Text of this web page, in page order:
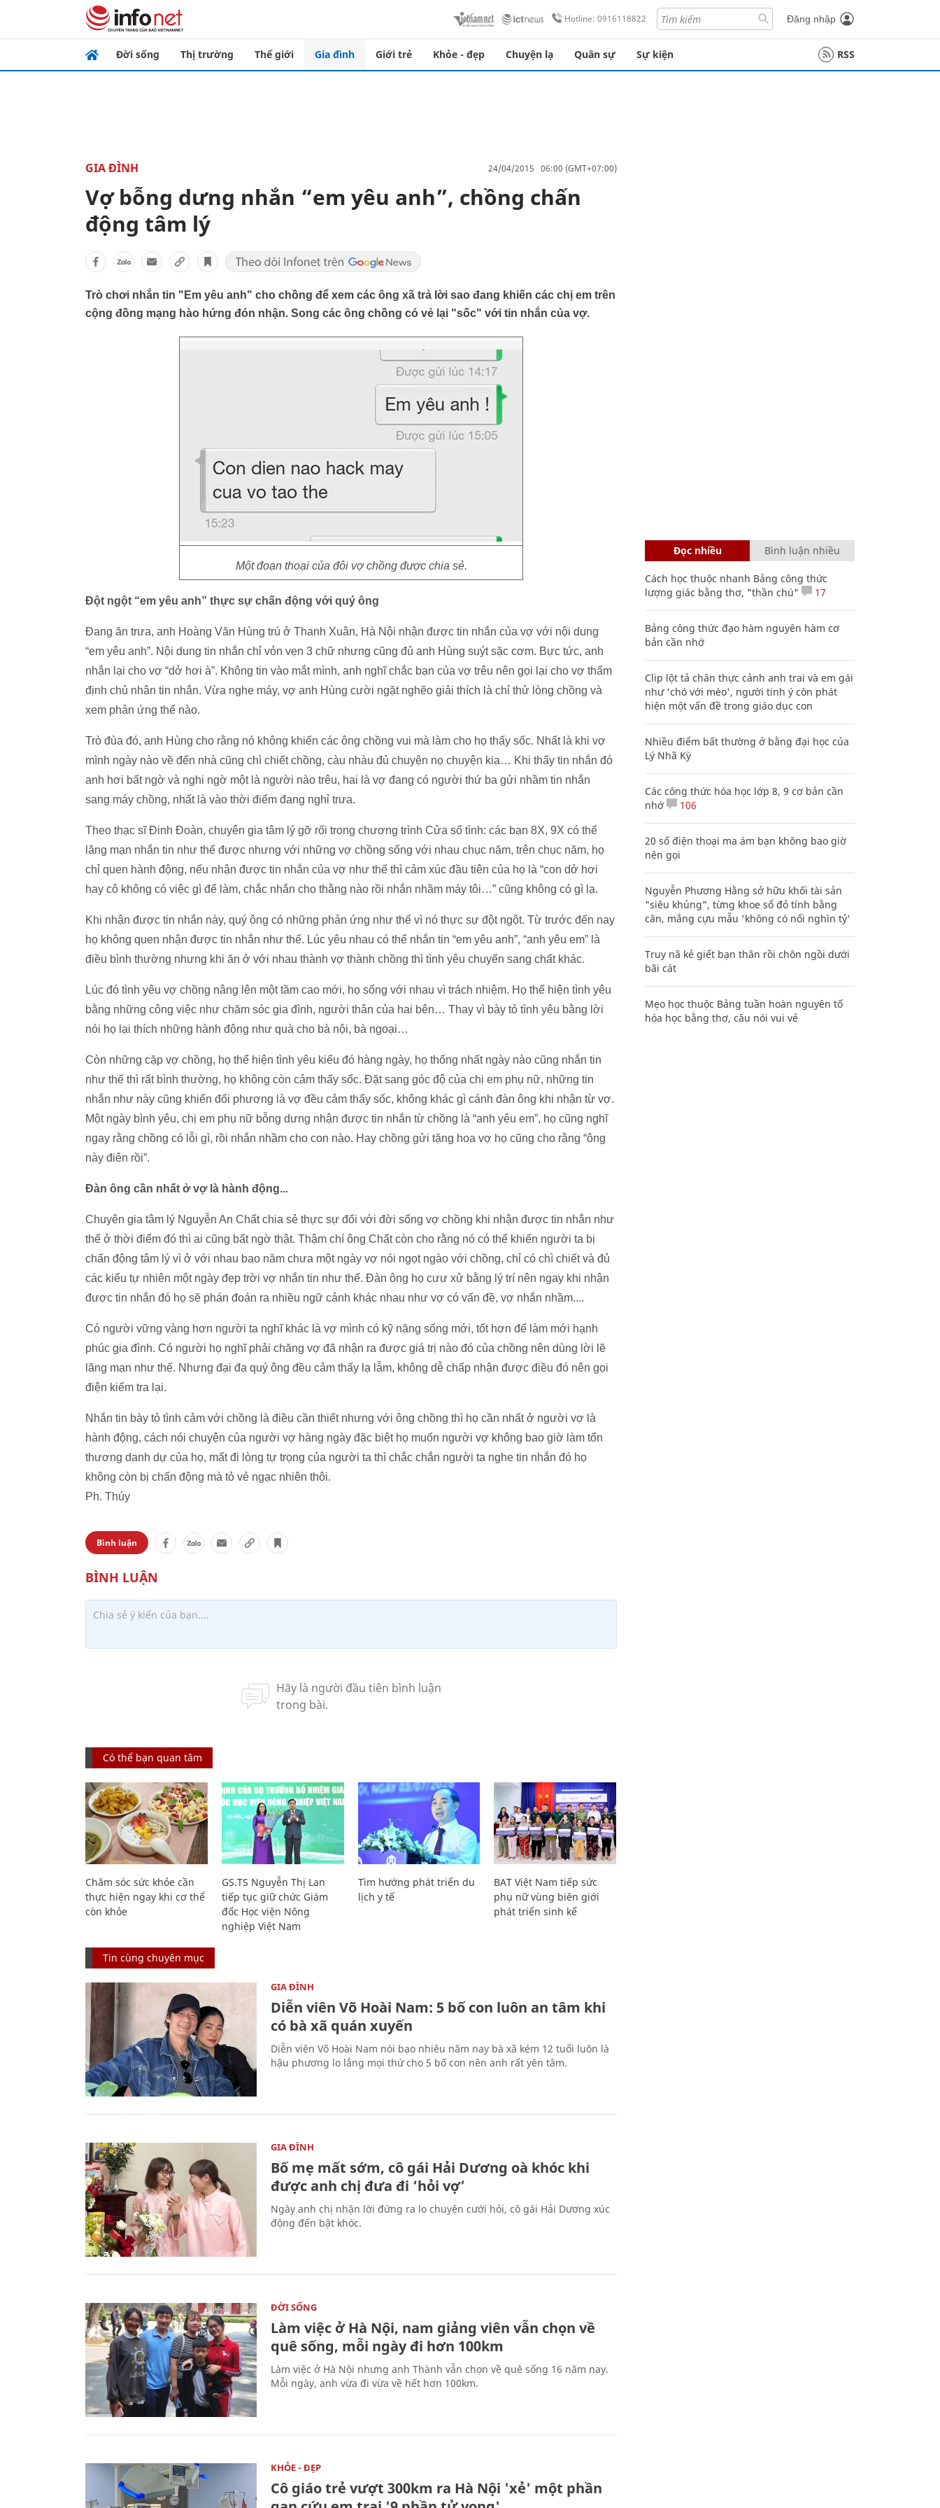
Hotline: 0916118822 Đăng nhập
Đời sống Thị trường Thế giới Gia đình Giới trẻ Khỏe - đẹp Chuyện lạ Quân sự Sự kiện RSS
GIA ĐÌNH 24/04/2015 06:00 (GMT+07:00)
Vợ bỗng dưng nhắn “em yêu anh”, chồng chấn
động tâm lý
Trò chơi nhắn tin "Em yêu anh" cho chồng để xem các ông xã trả lời sao đang khiến các chị em trên
cộng đồng mạng hào hứng đón nhận. Song các ông chồng có vẻ lại "sốc" với tin nhắn của vợ.
Một đoạn thoại của đôi vợ chồng được chia sẻ.
Đột ngột “em yêu anh” thực sự chấn động với quý ông
Đang ăn trưa, anh Hoàng Văn Hùng trú ở Thanh Xuân, Hà Nội nhận được tin nhắn của vợ với nội dung
“em yêu anh”. Nội dung tin nhắn chỉ vỏn vẹn 3 chữ nhưng cũng đủ anh Hùng suýt sặc cơm. Bực tức, anh
nhắn lại cho vợ “dở hơi à”. Không tin vào mắt mình, anh nghĩ chắc bạn của vợ trêu nên gọi lại cho vợ thẩm
định chủ nhân tin nhắn. Vừa nghe máy, vợ anh Hùng cười ngặt nghẽo giải thích là chỉ thử lòng chồng và
xem phản ứng thế nào.
Trò đùa đó, anh Hùng cho rằng nó không khiến các ông chồng vui mà làm cho họ thấy sốc. Nhất là khi vợ
mình ngày nào về đến nhà cũng chì chiết chồng, càu nhàu đủ chuyện nọ chuyện kia… Khi thấy tin nhắn đó
anh hơi bất ngờ và nghi ngờ một là người nào trêu, hai là vợ đang có người thứ ba gửi nhầm tin nhắn
sang máy chồng, nhất là vào thời điểm đang nghỉ trưa.
Theo thạc sĩ Đinh Đoàn, chuyên gia tâm lý gỡ rối trong chương trình Cửa sổ tình: các bạn 8X, 9X có thể
lãng mạn nhắn tin như thế được nhưng với những vợ chồng sống với nhau chục năm, trên chục năm, họ
chỉ quen hành động, nếu nhận được tin nhắn của vợ như thế thì cảm xúc đầu tiên của họ là “con dở hơi
hay cô không có việc gì để làm, chắc nhắn cho thằng nào rồi nhắn nhầm máy tôi…” cũng không có gì lạ.
Khi nhận được tin nhắn này, quý ông có những phản ứng như thế vì nó thực sự đột ngột. Từ trước đến nay
họ không quen nhận được tin nhắn như thế. Lúc yêu nhau có thể nhắn tin “em yêu anh”, “anh yêu em” là
điều bình thường nhưng khi ăn ở với nhau thành vợ thành chồng thì tình yêu chuyển sang chất khác.
Lúc đó tình yêu vợ chồng nâng lên một tầm cao mới, họ sống với nhau vì trách nhiệm. Họ thể hiện tình yêu
bằng những công việc như chăm sóc gia đình, người thân của hai bên… Thay vì bày tỏ tình yêu bằng lời
nói họ lại thích những hành động như quà cho bà nội, bà ngoại…
Còn những cặp vợ chồng, họ thể hiện tình yêu kiểu đó hàng ngày, họ thống nhất ngày nào cũng nhắn tin
như thế thì rất bình thường, họ không còn cảm thấy sốc. Đặt sang góc độ của chị em phụ nữ, những tin
nhắn như này cũng khiến đối phương là vợ đều cảm thấy sốc, không khác gì cánh đàn ông khi nhận từ vợ.
Một ngày bình yêu, chị em phụ nữ bỗng dưng nhận được tin nhắn từ chồng là “anh yêu em”, họ cũng nghĩ
ngay rằng chồng có lỗi gì, rồi nhắn nhầm cho con nào. Hay chồng gửi tặng hoa vợ họ cũng cho rằng “ông
này điên rồi”.
Đàn ông cần nhất ở vợ là hành động...
Chuyên gia tâm lý Nguyễn An Chất chia sẻ thực sự đối với đời sống vợ chồng khi nhận được tin nhắn như
thế ở thời điểm đó thì ai cũng bất ngờ thật. Thậm chí ông Chất còn cho rằng nó có thể khiến người ta bị
chấn động tâm lý vì ở với nhau bao năm chưa một ngày vợ nói ngọt ngào với chồng, chỉ có chì chiết và đủ
các kiểu tự nhiên một ngày đẹp trời vợ nhắn tin như thế. Đàn ông họ cưư xử bằng lý trí nên ngay khi nhận
được tin nhắn đó họ sẽ phán đoán ra nhiều ngữ cảnh khác nhau như vợ có vấn đề, vợ nhắn nhầm....
Có người vững vàng hơn người ta nghĩ khác là vợ mình có kỹ năng sống mới, tốt hơn để làm mới hạnh
phúc gia đình. Có người họ nghĩ phải chăng vợ đã nhận ra được giá trị nào đó của chồng nên dùng lời lẽ
lãng mạn như thế. Nhưng đại đa quý ông đều cảm thấy lạ lẫm, không dễ chấp nhận được điều đó nên gọi
điện kiểm tra lại.
Nhắn tin bày tỏ tình cảm với chồng là điều cần thiết nhưng với ông chồng thì họ cần nhất ở người vợ là
hành động, cách nói chuyện của người vợ hàng ngày đặc biệt họ muốn người vợ không bao giờ làm tổn
thương danh dự của họ, mất đi lòng tự trọng của người ta thì chắc chắn người ta nghe tin nhắn đó họ
không còn bị chấn động mà tỏ vẻ ngạc nhiên thôi.
Ph. Thúy
Bình luận
Có thể bạn quan tâm
Chăm sóc sức khỏe cần
thực hiện ngay khi cơ thể
còn khỏe
GS.TS Nguyễn Thị Lan
tiếp tục giữ chức Giám
đốc Học viện Nông
nghiệp Việt Nam
Tìm hướng phát triển du
lịch y tế
BAT Việt Nam tiếp sức
phụ nữ vùng biên giới
phát triển sinh kế
Tin cùng chuyên mục
GIA ĐÌNH
Diễn viên Võ Hoài Nam: 5 bố con luôn an tâm khi
có bà xã quán xuyến
Diễn viên Võ Hoài Nam nói bao nhiêu năm nay bà xã kém 12 tuổi luôn là
hậu phương lo lắng mọi thứ cho 5 bố con nên anh rất yên tâm.
GIA ĐÌNH
Bố mẹ mất sớm, cô gái Hải Dương oà khóc khi
được anh chị đưa đi ‘hỏi vợ’
Ngày anh chị nhận lời đứng ra lo chuyện cưới hỏi, cô gái Hải Dương xúc
động đến bật khóc.
ĐỜI SỐNG
Làm việc ở Hà Nội, nam giảng viên vẫn chọn về
quê sống, mỗi ngày đi hơn 100km
Làm việc ở Hà Nội nhưng anh Thành vẫn chọn về quê sống 16 năm nay.
Mỗi ngày, anh vừa đi vừa về hết hơn 100km.
KHỎE - ĐẸP
Cô giáo trẻ vượt 300km ra Hà Nội 'xẻ' một phần
Đọc nhiều Bình luận nhiều
Cách học thuộc nhanh Bảng công thức
lượng giác bằng thơ, "thần chú"
17
Bảng công thức đạo hàm nguyên hàm cơ
bản cần nhớ
Clip lột tả chân thực cảnh anh trai và em gái
như 'chó với mèo', người tinh ý còn phát
hiện một vấn đề trong giáo dục con
Nhiều điểm bất thường ở bằng đại học của
Lý Nhã Kỳ
Các công thức hóa học lớp 8, 9 cơ bản cần
nhớ
106
20 số điện thoại ma ám bạn không bao giờ
nên gọi
Nguyễn Phương Hằng sở hữu khối tài sản
"siêu khủng", từng khoe sổ đỏ tính bằng
cân, mắng cựu mẫu 'không có nổi nghìn tỷ'
Truy nã kẻ giết bạn thân rồi chôn ngồi dưới
bãi cát
Mẹo học thuộc Bảng tuần hoàn nguyên tố
hóa học bằng thơ, câu nói vui vẻ